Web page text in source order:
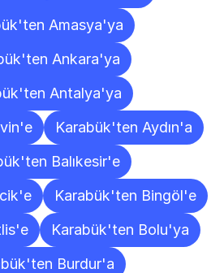
Amasya'ya
Ankara'ya
Antalya'ya
Karabük'ten Aydın'a
Balıkesir'e
Karabük'ten Bingöl'e
Karabük'ten Bolu'ya
Burdur'a